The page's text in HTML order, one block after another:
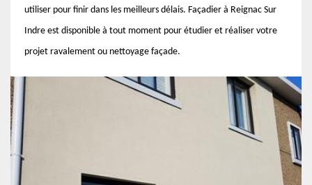
utiliser pour finir dans les meilleurs délais. Façadier à Reignac Sur
Indre est disponible à tout moment pour étudier et réaliser votre
projet ravalement ou nettoyage façade.